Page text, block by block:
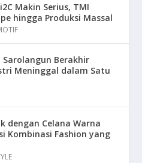
Makin Serius, TMI
hingga Produksi Massal
Sarolangun Berakhir
Meninggal dalam Satu
dengan Celana Warna
Kombinasi Fashion yang